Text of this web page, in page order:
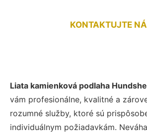
KONTAKTUJTE
Liata kamienková podlaha
vám profesionálne, kvalitné a
rozumné služby, ktoré sú
individuálnym požiadavkám.